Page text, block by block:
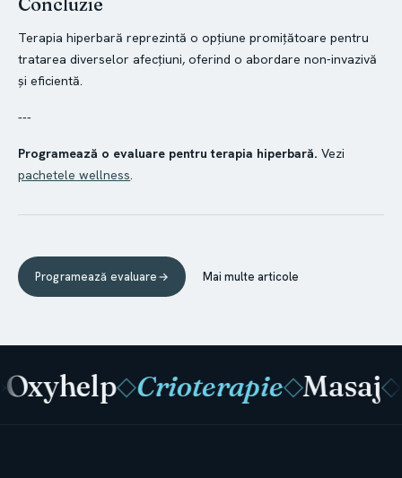
Terapia hiperbară reprezintă o opțiune promițătoare pentru
tratarea diverselor afecțiuni, oferind o abordare non-invazivă
și eficientă.
---
Programează o evaluare pentru terapia hiperbară. Vezi
pachetele wellness.
Programează evaluare→ Mai multe articole
◇Crioterapie◇Masaj◇